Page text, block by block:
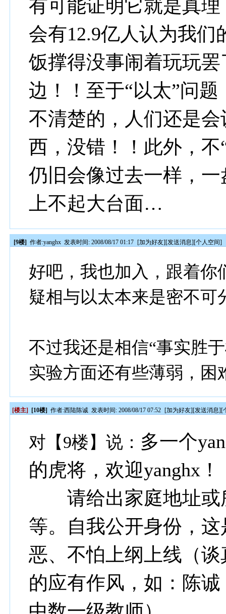
有可能证明它就是真
会有12.9亿人认为我
饭撑得没事闹着玩玩
边！！至于“以太”问
不清楚的，人们还是
西，没错！！此外，
仍旧会像过去一样，
上不起大台面…
[9楼] 作者:yanghx 发表时间: 2008/08/17 01:17 [加为好友][发送消息][个人空间]
好吧，我也加入，跟着你
疑相与以太本来是密不可
不过我还是相信“事实胜
实验方面还有些薄弱，困
[楼主] [10楼] 作者:西陆陈诚 发表时间: 2008/08/17 07:52 [加为好友][发送消息][
对【9楼】说： 多一个
的虎将，欢迎yanghx！
请给出家庭地址或
等。自我公开身份，
恶、不怕上纲上线（
的应有作风，如：陈